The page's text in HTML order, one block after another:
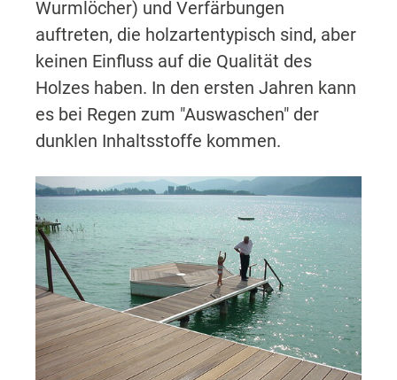
Wurmlöcher) und Verfärbungen
auftreten, die holzartentypisch sind, aber
keinen Einfluss auf die Qualität des
Holzes haben. In den ersten Jahren kann
es bei Regen zum "Auswaschen" der
dunklen Inhaltsstoffe kommen.